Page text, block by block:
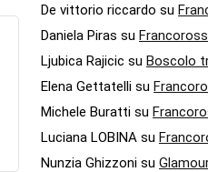
De vittorio riccardo su
Daniela Piras su
Ljubica Rajicic su Boscolo
Elena Gettatelli su
Michele Buratti su
Luciana LOBINA su
Nunzia Ghizzoni su